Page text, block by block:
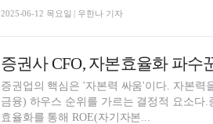
2025-06-12 목요일 | 우한나 기자
증권업의 핵심은 '자본력 싸움'이다. 자본력
금융) 하우스 순위를 가르는 결정적 요소다
효율화를 통해 ROE(자기자본...